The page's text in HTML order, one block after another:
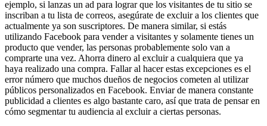
ejemplo, si lanzas un ad para lograr que los visitantes de tu sitio se
inscriban a tu lista de correos, asegúrate de excluir a los clientes que
actualmente ya son suscriptores. De manera similar, si estás
utilizando Facebook para vender a visitantes y solamente tienes un
producto que vender, las personas probablemente solo van a
comprarte una vez. Ahorra dinero al excluir a cualquiera que ya
haya realizado una compra. Fallar al hacer estas excepciones es el
error número que muchos dueños de negocios cometen al utilizar
públicos personalizados en Facebook. Enviar de manera constante
publicidad a clientes es algo bastante caro, así que trata de pensar en
cómo segmentar tu audiencia al excluir a ciertas personas.